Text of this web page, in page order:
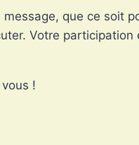
message, que ce soit
Votre
!